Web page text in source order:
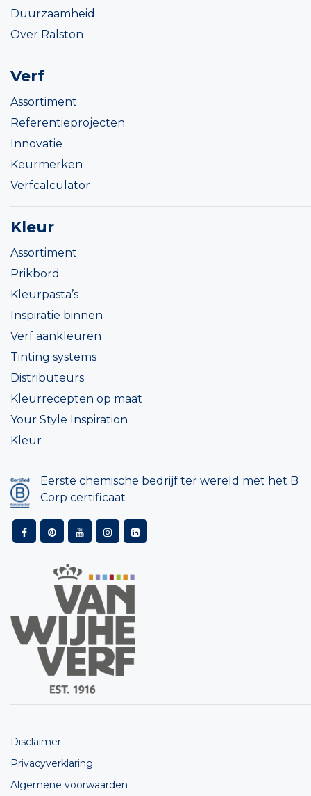
Duurzaamheid
Over Ralston
Verf
Assortiment
Referentieprojecten
Innovatie
Keurmerken
Verfcalculator
Kleur
Assortiment
Prikbord
Kleurpasta’s
Inspiratie binnen
Verf aankleuren
Tinting systems
Distributeurs
Kleurrecepten op maat
Your Style Inspiration
Kleur
Eerste chemische bedrijf ter wereld met het B
Corp certificaat
Disclaimer
Privacyverklaring
Algemene voorwaarden